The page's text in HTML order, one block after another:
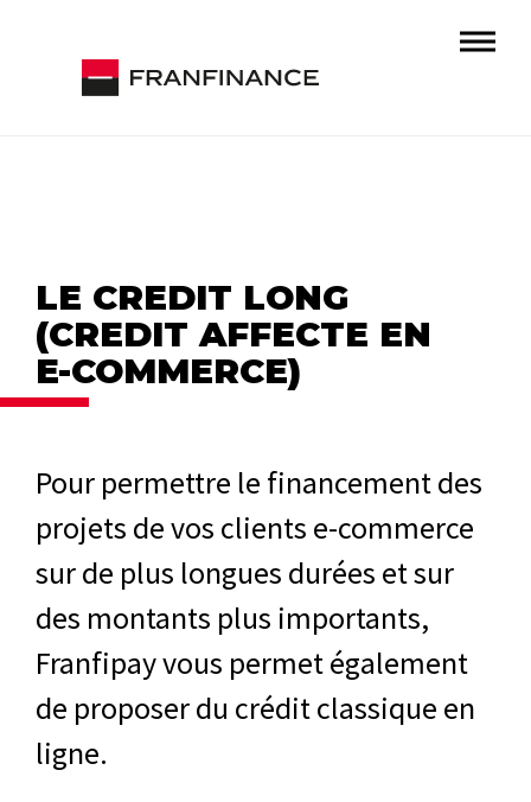
LE CREDIT LONG
(CREDIT AFFECTE EN
E-COMMERCE)
Pour permettre le financement des
projets de vos clients e-commerce
sur de plus longues durées et sur
des montants plus importants,
Franfipay vous permet également
de proposer du crédit classique en
ligne.